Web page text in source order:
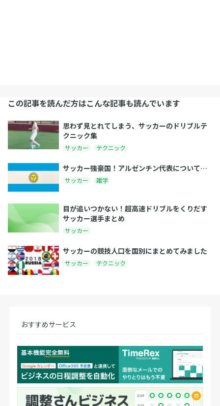
この記事を読んだ方はこんな記事も読んでいます
思わず見とれてしまう、サッカーのドリブルテ
クニック集
サッカー テクニック
サッカー強豪国！アルゼンチン代表について…
サッカー 雑学
目が追いつかない！超高速ドリブルをくりだす
サッカー選手まとめ
サッカー
サッカーの競技人口を国別にまとめてみました
サッカー テクニック
おすすめサービス